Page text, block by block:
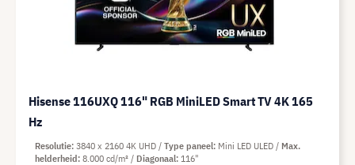
Hisense 116UXQ 116" RGB MiniLED Smart TV 4K 165
Hz
Resolutie 3840 x 2160 4K UHD Type paneel Mini LED ULED
Max.
helderheid 8.000 cd/m² Diagonaal 116"